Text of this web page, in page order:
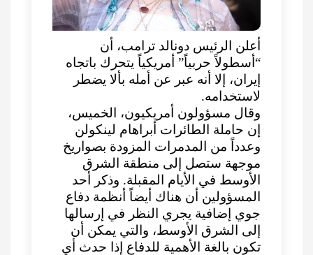
أعلن الرئيس دونالد ترامب، أن
“أسطولاً حربياً” أمريكياً يتحرك باتجاه
إيران، إلا أنه عبر عن أمله بألا يضطر
لاستخدامه.
وقال مسؤولون أمريكيون، الخميس،
إن حاملة الطائرات أبراهام لينكولن
وعدداً من المدمرات المزودة بصواريخ
موجهة ستصل إلى منطقة الشرق
الأوسط في الأيام المقبلة. وذكر أحد
المسؤولين أن هناك أيضاً أنظمة دفاع
جوي إضافية يجري النظر في إرسالها
إلى الشرق الأوسط، والتي يمكن أن
تكون بالغة الأهمية للدفاع إذا حدث أي